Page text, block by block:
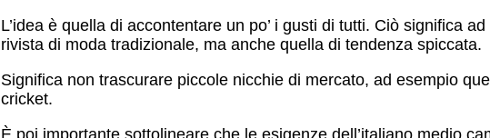
L’idea è quella di accontentare un po’ i gusti di tutti. Ciò significa
rivista di moda tradizionale, ma anche quella di tendenza spiccata.
Significa non trascurare piccole nicchie di mercato, ad esempio
cricket.
È poi importante sottolineare che le esigenze dell’italiano medio